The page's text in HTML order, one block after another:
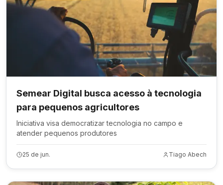
Semear Digital busca acesso à tecnologia
para pequenos agricultores
Iniciativa visa democratizar tecnologia no campo e
atender pequenos produtores
25 de jun. Tiago Abech